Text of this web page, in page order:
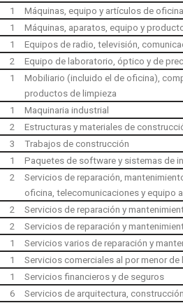
1
Máquinas, equipo y artículos de
1
Máquinas, aparatos, equipo y
1
Equipos de radio, televisión,
2
Equipo de laboratorio, óptico y de
1
Mobiliario (incluido el de oficina),
productos de limpieza
1
Maquinaria industrial
2
Estructuras y materiales de
3
Trabajos de construcción
1
Paquetes de software y sistemas de
2
Servicios de reparación,
oficina, telecomunicaciones y equipo
2
Servicios de reparación y
2
Servicios de reparación y
1
Servicios varios de reparación y
1
Servicios comerciales al por menor
1
Servicios financieros y de seguros
6
Servicios de arquitectura,